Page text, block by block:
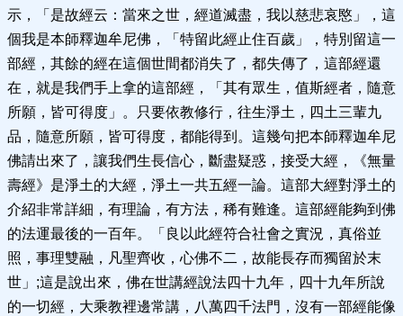
示，「是故經云：當來之世，經道滅盡，我以慈悲哀愍」，這
個我是本師釋迦牟尼佛，「特留此經止住百歲」，特別留這一
部經，其餘的經在這個世間都消失了，都失傳了，這部經還
在，就是我們手上拿的這部經，「其有眾生，值斯經者，隨意
所願，皆可得度」。只要依教修行，往生淨土，四土三輩九
品，隨意所願，皆可得度，都能得到。這幾句把本師釋迦牟尼
佛請出來了，讓我們生長信心，斷盡疑惑，接受大經，《無量
壽經》是淨土的大經，淨土一共五經一論。這部大經對淨土的
介紹非常詳細，有理論，有方法，稀有難逢。這部經能夠到佛
的法運最後的一百年。「良以此經符合社會之實況，真俗並
照，事理雙融，凡聖齊收，心佛不二，故能長存而獨留於末
世」;這是說出來，佛在世講經說法四十九年，四十九年所說
的一切經，大乘教裡邊常講，八萬四千法門，沒有一部經能像